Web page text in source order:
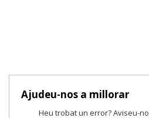
Ajudeu-nos a millorar
Heu trobat un error? Aviseu-